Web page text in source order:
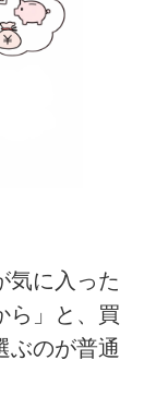
気に入った
ら」と、買
ぶのが普通